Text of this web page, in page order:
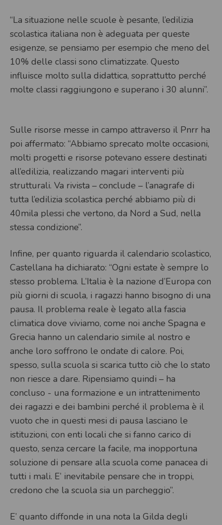
“La situazione nelle scuole è pesante, l’edilizia
scolastica italiana non è adeguata per queste
esigenze, se pensiamo per esempio che meno del
10% delle classi sono climatizzate. Questo
influisce molto sulla didattica, soprattutto perché
molte classi raggiungono e superano i 30 alunni”.
Sulle risorse messe in campo attraverso il Pnrr ha
poi affermato: “Abbiamo sprecato molte occasioni,
molti progetti e risorse potevano essere destinati
all’edilizia, realizzando magari interventi più
strutturali. Va rivista – conclude – l’anagrafe di
tutta l’edilizia scolastica perché abbiamo più di
40mila plessi che vertono, da Nord a Sud, nella
stessa condizione”.
Infine, per quanto riguarda il calendario scolastico,
Castellana ha dichiarato: “Ogni estate è sempre lo
stesso problema. L’Italia è la nazione d’Europa con
più giorni di scuola, i ragazzi hanno bisogno di una
pausa. Il problema reale è legato alla fascia
climatica dove viviamo, come noi anche Spagna e
Grecia hanno un calendario simile al nostro e
anche loro soffrono le ondate di calore. Poi,
spesso, sulla scuola si scarica tutto ciò che lo stato
non riesce a dare. Ripensiamo quindi – ha
concluso - una formazione e un intrattenimento
dei ragazzi e dei bambini perché il problema è il
vuoto che in questi mesi di pausa lasciano le
istituzioni, con enti locali che si fanno carico di
questo, senza cercare la facile, ma inopportuna
soluzione di pensare alla scuola come panacea di
tutti i mali. E’ inevitabile pensare che in troppi,
credono che la scuola sia un parcheggio”.
E’ quanto diffonde in una nota la Gilda degli